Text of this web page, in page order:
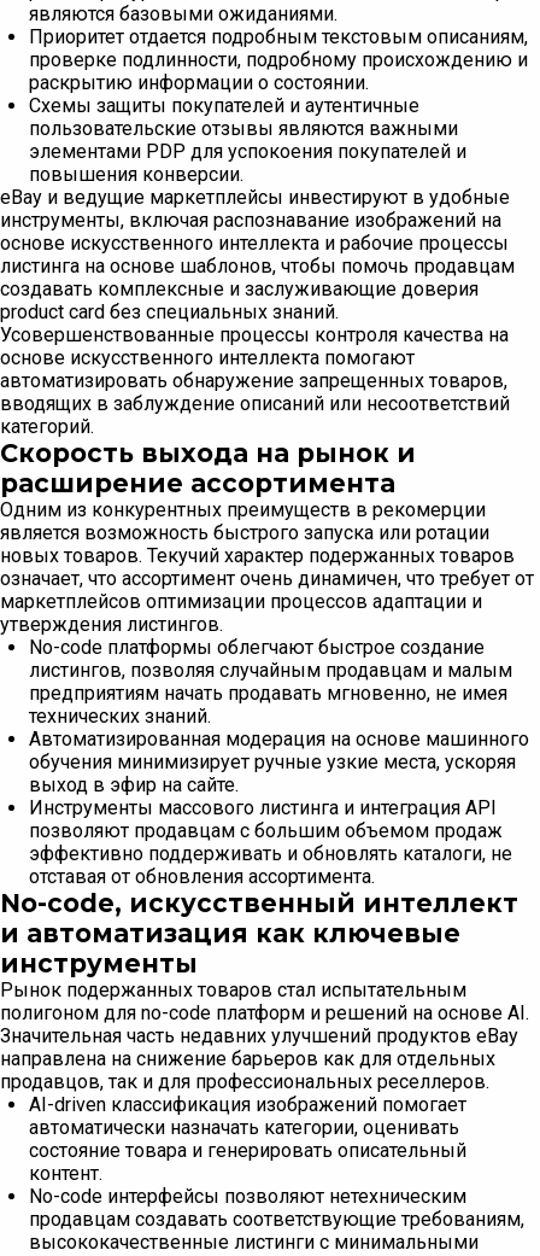
являются базовыми ожиданиями.
Приоритет отдается подробным текстовым описаниям,
проверке подлинности, подробному происхождению и
раскрытию информации о состоянии.
Схемы защиты покупателей и аутентичные
пользовательские отзывы являются важными
элементами PDP для успокоения покупателей и
повышения конверсии.
eBay и ведущие маркетплейсы инвестируют в удобные
инструменты, включая распознавание изображений на
основе искусственного интеллекта и рабочие процессы
листинга на основе шаблонов, чтобы помочь продавцам
создавать комплексные и заслуживающие доверия
product card без специальных знаний.
Усовершенствованные процессы контроля качества на
основе искусственного интеллекта помогают
автоматизировать обнаружение запрещенных товаров,
вводящих в заблуждение описаний или несоответствий
категорий.
Скорость выхода на рынок и
расширение ассортимента
Одним из конкурентных преимуществ в рекомерции
является возможность быстрого запуска или ротации
новых товаров. Текучий характер подержанных товаров
означает, что ассортимент очень динамичен, что требует от
маркетплейсов оптимизации процессов адаптации и
утверждения листингов.
No-code платформы облегчают быстрое создание
листингов, позволяя случайным продавцам и малым
предприятиям начать продавать мгновенно, не имея
технических знаний.
Автоматизированная модерация на основе машинного
обучения минимизирует ручные узкие места, ускоряя
выход в эфир на сайте.
Инструменты массового листинга и интеграция API
позволяют продавцам с большим объемом продаж
эффективно поддерживать и обновлять каталоги, не
отставая от обновления ассортимента.
No-code, искусственный интеллект
и автоматизация как ключевые
инструменты
Рынок подержанных товаров стал испытательным
полигоном для no-code платформ и решений на основе AI.
Значительная часть недавних улучшений продуктов eBay
направлена на снижение барьеров как для отдельных
продавцов, так и для профессиональных реселлеров.
AI-driven классификация изображений помогает
автоматически назначать категории, оценивать
состояние товара и генерировать описательный
контент.
No-code интерфейсы позволяют нетехническим
продавцам создавать соответствующие требованиям,
высококачественные листинги с минимальными